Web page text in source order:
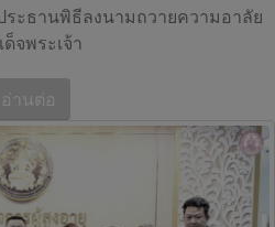
ะธานพิธีลงนามถวายความอาลัย
ด็จพระเจ้า
อ่านต่อ